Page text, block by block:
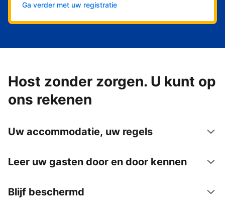
Ga verder met uw registratie
Host zonder zorgen. U kunt op
ons rekenen
Uw accommodatie, uw regels
Leer uw gasten door en door kennen
Blijf beschermd